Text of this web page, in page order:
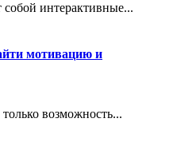
интерактивные...
мотивацию и
возможность...